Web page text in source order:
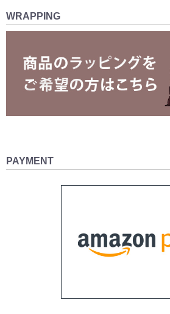
に、サイズ選びの参考にして頂ければと思い
革手袋は使用を重ねる毎に革が伸びますので
も、段々と手に馴染んで参ります。心配な場
けましたら、出来る限りサイズ選びのお手伝
た、商品到着後にサイズが合わなかった場合
往復送料無料でサイズ交換、もしくは別商品
イズが欠品等の場合は、往復送料込み500円
クロダの手袋はシーズン中に一度しか仕入れ
的に再入荷はございません。ご希望のカラー
ら、なるべくお早めにご注文頂ければと思い
当店ではクロダが原価をベースに計算した販
かによっても変動する他、仕入れた原材料の
WRAPPING
PAYMENT